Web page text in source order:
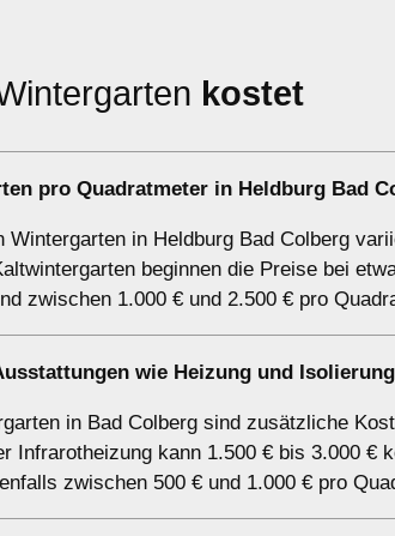
kostet
pro Quadratmeter in Heldburg Bad
Wintergarten in Heldburg Bad Colberg
beginnen die Preise bei
zwischen 1.000 € und 2.500 € pro
wie Heizung und
in Bad Colberg sind zusätzliche
Infrarotheizung kann 1.500 € bis 3.000
zwischen 500 € und 1.000 € pro